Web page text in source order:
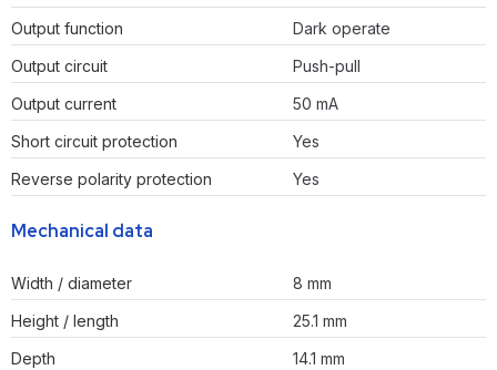
Output function
Dark operate
Output circuit
Push-pull
Output current
50 mA
Short circuit protection
Yes
Reverse polarity protection
Yes
Mechanical data
Width / diameter
8 mm
Height / length
25.1 mm
Depth
14.1 mm